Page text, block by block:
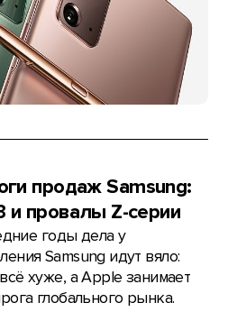
продаж Samsung:
и провалы Z-серии
годы дела у
Samsung идут вяло:
хуже, а Apple занимает
глобального рынка.